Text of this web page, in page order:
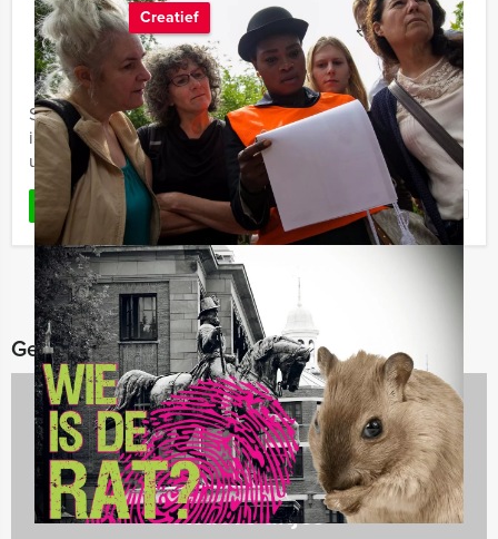
Creatief
Vanaf€ 22,50 p.p. excl. BTW
Vanaf 12 personen ‐ 2 uur en 30 minuten
Speuren met een wedstrijdelement: Strijd in Den Bosch
is een speurtocht van Den Bosch Evenementen, waarin
u in teams een originele route door de stad maakt.
LEES MEER Favoriet
Gerelateerde categorieën
Actieve uitjes